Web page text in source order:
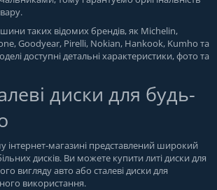
таких відомих брендів, як Michelin,
Goodyear, Pirelli, Nokian, Hankook, Kumho та
доступні детальні характеристики, фото та
диски для будь-
магазині представлений широкий
дисків. Ви можете купити литі диски для
вигляду авто або сталеві диски для
використання.